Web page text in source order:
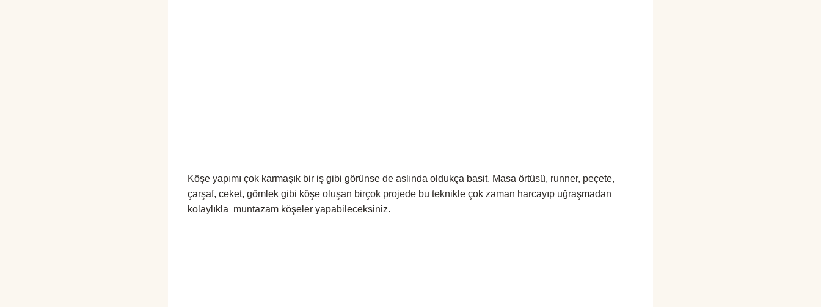
Köşe yapımı çok karmaşık bir iş gibi görünse de aslında oldukça basit. Masa örtüsü, runner, peçete,
çarşaf, ceket, gömlek gibi köşe oluşan birçok projede bu teknikle çok zaman harcayıp uğraşmadan
kolaylıkla muntazam köşeler yapabileceksiniz.